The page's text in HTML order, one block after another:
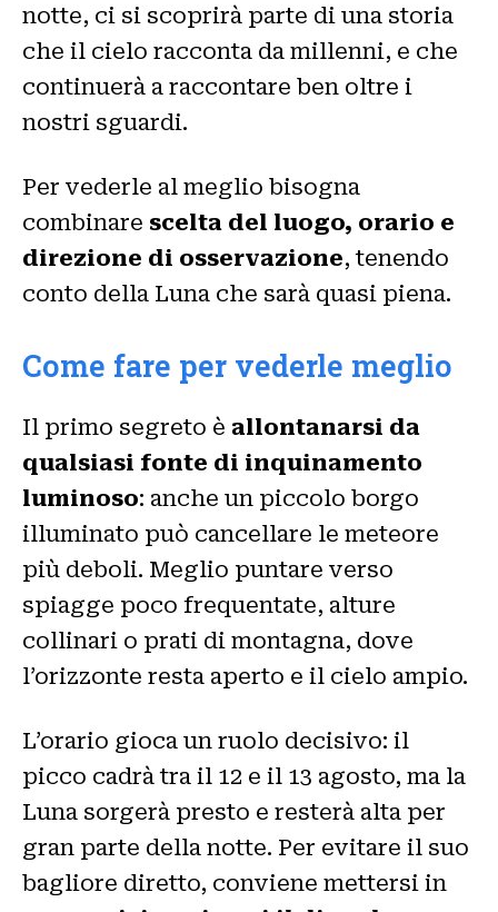
notte, ci si scoprirà parte di una storia
che il cielo racconta da millenni, e che
continuerà a raccontare ben oltre i
nostri sguardi.
Per vederle al meglio bisogna
combinare scelta del luogo, orario e
direzione di osservazione, tenendo
conto della Luna che sarà quasi piena.
Come fare per vederle meglio
Il primo segreto è allontanarsi da
qualsiasi fonte di inquinamento
luminoso: anche un piccolo borgo
illuminato può cancellare le meteore
più deboli. Meglio puntare verso
spiagge poco frequentate, alture
collinari o prati di montagna, dove
l’orizzonte resta aperto e il cielo ampio.
L’orario gioca un ruolo decisivo: il
picco cadrà tra il 12 e il 13 agosto, ma la
Luna sorgerà presto e resterà alta per
gran parte della notte. Per evitare il suo
bagliore diretto, conviene mettersi in